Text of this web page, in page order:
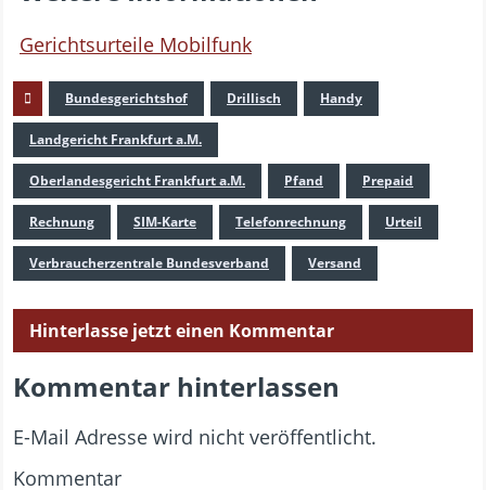
Gerichtsurteile Mobilfunk
Bundesgerichtshof Drillisch Handy
Landgericht Frankfurt a.M.
Oberlandesgericht Frankfurt a.M. Pfand Prepaid
Rechnung SIM-Karte Telefonrechnung Urteil
Verbraucherzentrale Bundesverband Versand
Hinterlasse jetzt einen Kommentar
Kommentar hinterlassen
E-Mail Adresse wird nicht veröffentlicht.
Kommentar